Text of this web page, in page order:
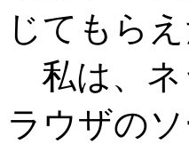
じてもら
私は、ネ
ラウザの